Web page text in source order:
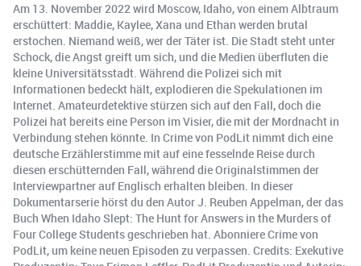
Am 13. November 2022 wird Moscow, Idaho, von einem Albtraum
erschüttert: Maddie, Kaylee, Xana und Ethan werden brutal
erstochen. Niemand weiß, wer der Täter ist. Die Stadt steht unter
Schock, die Angst greift um sich, und die Medien überfluten die
kleine Universitätsstadt. Während die Polizei sich mit
Informationen bedeckt hält, explodieren die Spekulationen im
Internet. Amateurdetektive stürzen sich auf den Fall, doch die
Polizei hat bereits eine Person im Visier, die mit der Mordnacht in
Verbindung stehen könnte. In Crime von PodLit nimmt dich eine
deutsche Erzählerstimme mit auf eine fesselnde Reise durch
diesen erschütternden Fall, während die Originalstimmen der
Interviewpartner auf Englisch erhalten bleiben. In dieser
Dokumentarserie hörst du den Autor J. Reuben Appelman, der das
Buch When Idaho Slept: The Hunt for Answers in the Murders of
Four College Students geschrieben hat. Abonniere Crime von
PodLit, um keine neuen Episoden zu verpassen. Credits: Exekutive